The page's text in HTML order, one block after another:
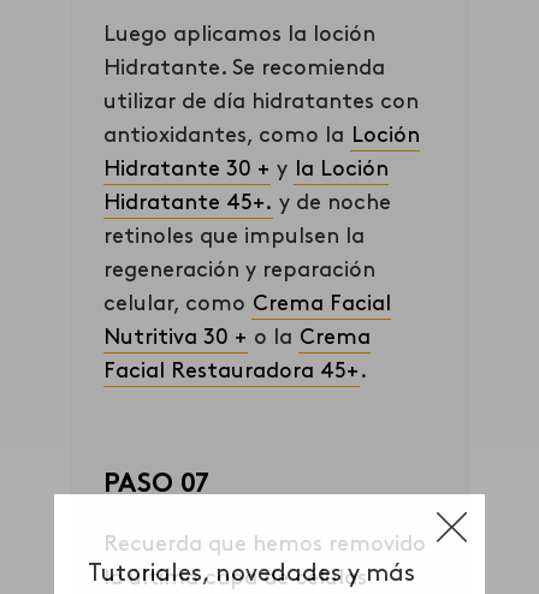
Luego aplicamos la loción
Hidratante. Se recomienda
utilizar de día hidratantes con
antioxidantes, como la Loción
Hidratante 30 + y la Loción
Hidratante 45+. y de noche
retinoles que impulsen la
regeneración y reparación
celular, como Crema Facial
Nutritiva 30 + o la Crema
Facial Restauradora 45+ .
PASO 07
Recuerda que hemos removido
la última capa de células